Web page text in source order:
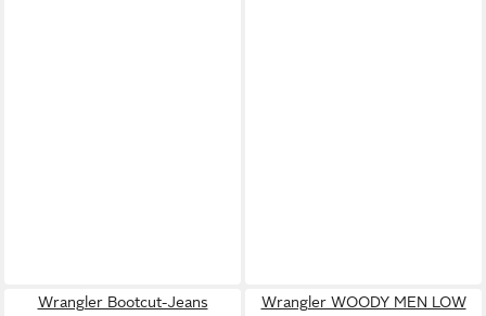
Wrangler Bootcut-Jeans
Wrangler WOODY MEN LOW